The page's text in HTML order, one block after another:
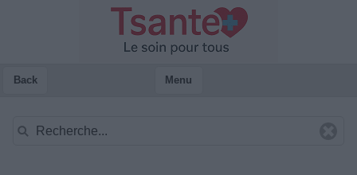
Back Menu